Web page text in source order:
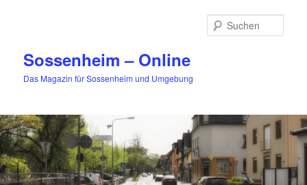
Sossenheim – Online
Das Magazin für Sossenheim und Umgebung